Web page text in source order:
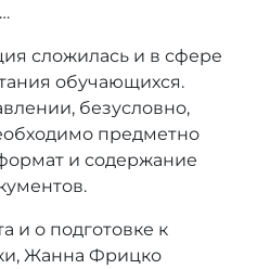
сложилась и в сфере
обучающихся.
безусловно,
предметно
и содержание
и о подготовке к
Жанна Фрицко